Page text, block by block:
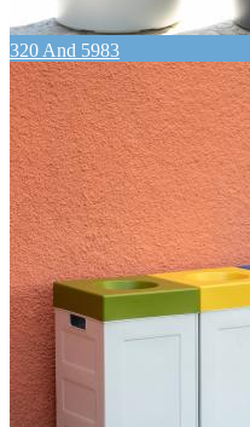
320 And 5983